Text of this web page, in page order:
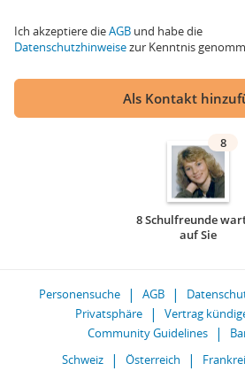
Ich akzeptiere dieAGB und habe die
Datenschutzhinweisezur Kenntnis
Als Kontakt
8
8 Schulfreunde
auf Sie
Personensuche AGB
Privatsphäre
Vertrag
Community Guidelines
Schweiz
Österreich